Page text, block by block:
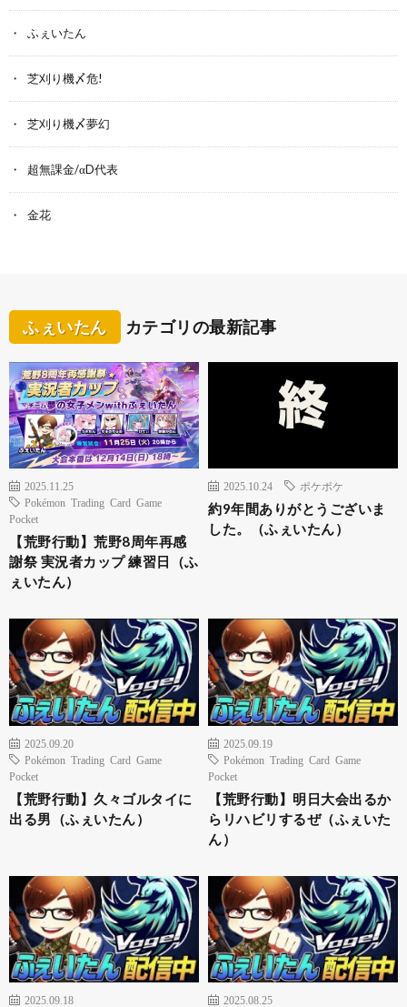
ふぇいたん
芝刈り機〆危!
芝刈り機〆夢幻
超無課金/αD代表
金花
ふぇいたん カテゴリの最新記事
2025.11.25
Pokémon Trading Card Game
Pocket
【荒野行動】荒野8周年再感
謝祭 実況者カップ 練習日（ふ
ぇいたん）
2025.10.24 ポケポケ
約9年間ありがとうございま
した。（ふぇいたん）
2025.09.20
Pokémon Trading Card Game
Pocket
【荒野行動】久々ゴルタイに
出る男（ふぇいたん）
2025.09.19
Pokémon Trading Card Game
Pocket
【荒野行動】明日大会出るか
らリハビリするぜ（ふぇいた
ん）
2025.09.18 2025.08.25